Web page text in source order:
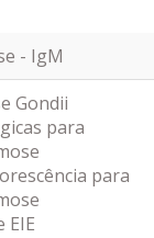
- IgM
Gondii
para
para
EIE